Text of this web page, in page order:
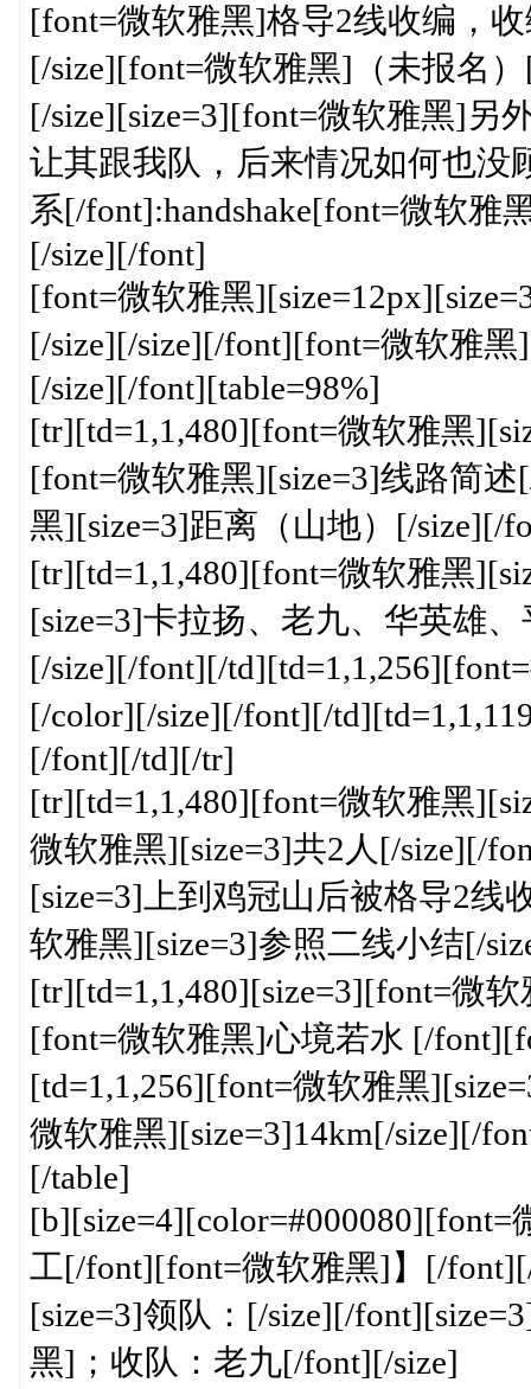
[font=微软雅黑]格导2线收编，
[/size][font=微软雅黑]（未报名
[/size][size=3][font=微软雅黑]另
让其跟我队，后来情况如何也没
系[/font]:handshake[font=微软雅
[/size][/font]
[font=微软雅黑
[/size][/size][/font][font=微软雅黑
[/size][/font][table=98%]
[tr][td=1,1,480][font=微软雅黑
[font=微软雅黑][size=3]线路简
黑][size=3]距离（山地）[/size][/
[tr][td=1,1,480][font=微软雅黑
[size=3]卡拉扬、老九、华英雄
[/size][/font][/
[/color][/size][/font][/
[/font][/td][/tr]
[tr][td=1,1,480][font=微软雅黑
微软雅黑][size=3]共2人[/size][/
[size=3]上到鸡冠山后被格导2线
软雅黑][size=3]参照二线小结[/
[tr][td=1,1,480][size=3][font=微
[font=微软雅黑]心境若水 [/
[td=1,1,256][font=微软雅黑
微软雅黑][size=3]14km[/size][/
[/table]
工[/font][font=微软雅黑]】[/
[size=3]领队：[/size][/
黑]；收队：老九[/font][/size]